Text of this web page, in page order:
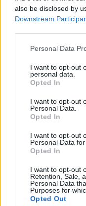
also be disclosed by
Downstream
Personal Data
I want to opt-out
personal data.
Opted In
I want to opt-out
Personal Data.
Opted In
I want to opt-out
Personal Data
Opted In
I want to opt-out
Retention, Sale,
Personal Data
Purposes for
Opted Out
La scrittrice
presenta a
sentita